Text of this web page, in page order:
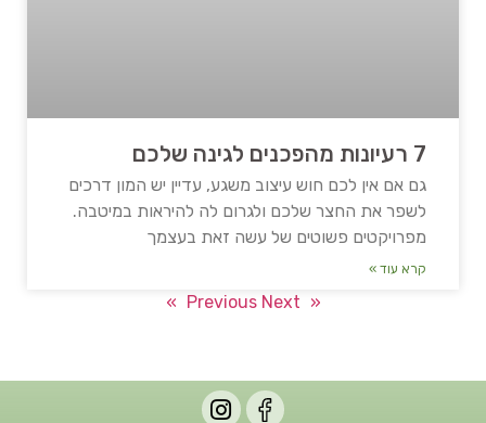
7 רעיונות מהפכנים לגינה שלכם
גם אם אין לכם חוש עיצוב משגע, עדיין יש המון דרכים
לשפר את החצר שלכם ולגרום לה להיראות במיטבה.
מפרויקטים פשוטים של עשה זאת בעצמך
קרא עוד »
« Previous
Next »